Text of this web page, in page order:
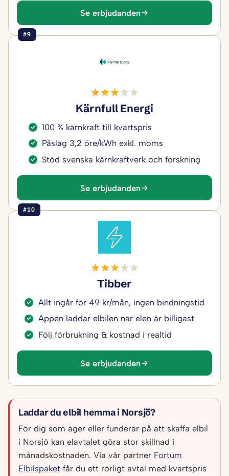
Se erbjudanden
#9
Kärnfull Energi
100 % kärnkraft till kvartspris
Påslag 3,2 öre/kWh exkl. moms
Stöd svenska kärnkraftverk och forskning
Se erbjudanden
#10
Tibber
Allt ingår för 49 kr/mån, ingen bindningstid
Appen laddar elbilen när elen är billigast
Följ förbrukning & kostnad i realtid
Se erbjudanden
Laddar du elbil hemma i Norsjö?
För dig som äger eller funderar på att skaffa elbil
i Norsjö kan elavtalet göra stor skillnad i
månadskostnaden. Via vår partner Fortum
Elbilspaket får du ett rörligt avtal med kvartspris